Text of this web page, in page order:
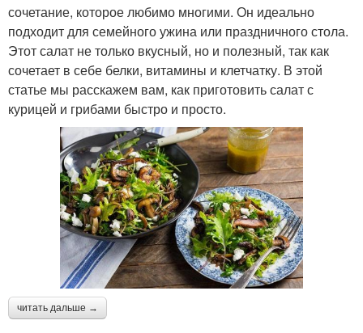
Салат с болгарским
перцем
Салат из куриной
грудки
Грудки со свежими
овощами
Куриный салат
Салат с копчёной
курицей
Салат с яйцом
Сырный салат
сочетание, которое любимо многими. Он идеально
подходит для семейного ужина или праздничного стола.
Этот салат не только вкусный, но и полезный, так как
сочетает в себе белки, витамины и клетчатку. В этой
статье мы расскажем вам, как приготовить салат с
курицей и грибами быстро и просто.
читать дальше →